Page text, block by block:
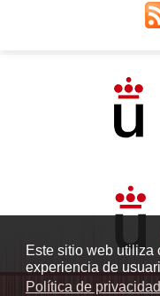
Este sitio web utiliza
experiencia de
Política de privacidad